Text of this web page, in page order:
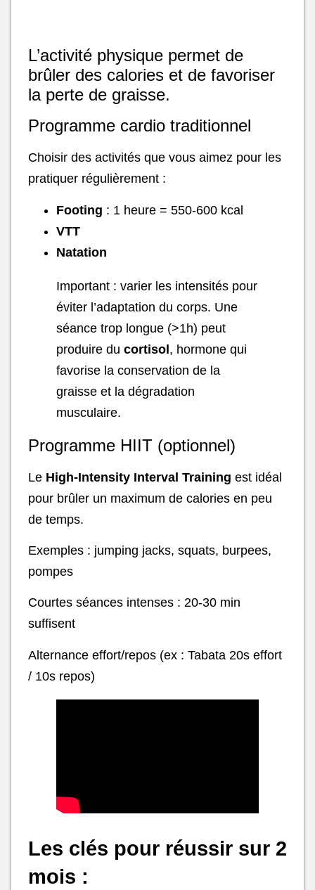
L’activité physique permet de
brûler des calories et de favoriser
la perte de graisse.
Programme cardio traditionnel
Choisir des activités que vous aimez pour les
pratiquer régulièrement :
Footing : 1 heure = 550-600 kcal
VTT
Natation
Important : varier les intensités pour
éviter l’adaptation du corps. Une
séance trop longue (>1h) peut
produire du cortisol, hormone qui
favorise la conservation de la
graisse et la dégradation
musculaire.
Programme HIIT (optionnel)
Le High-Intensity Interval Training est idéal
pour brûler un maximum de calories en peu
de temps.
Exemples : jumping jacks, squats, burpees,
pompes
Courtes séances intenses : 20-30 min
suffisent
Alternance effort/repos (ex : Tabata 20s effort
/ 10s repos)
Les clés pour réussir sur 2
mois :